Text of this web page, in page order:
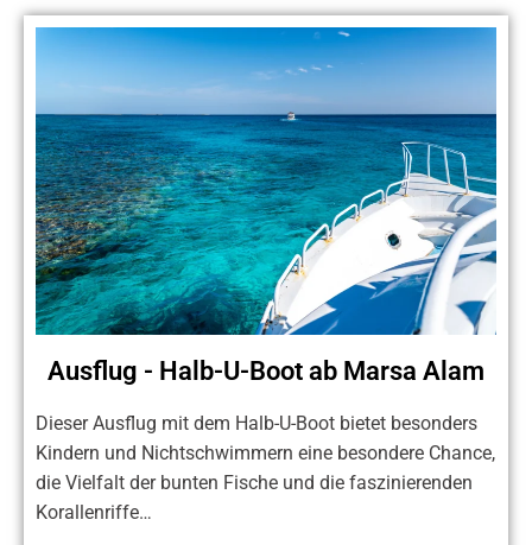
Ausflug - Halb-U-Boot ab Marsa Alam
Dieser Ausflug mit dem Halb-U-Boot bietet besonders
Kindern und Nichtschwimmern eine besondere Chance,
die Vielfalt der bunten Fische und die faszinierenden
Korallenriffe…